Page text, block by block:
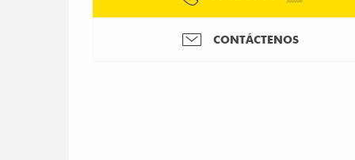
CONTÁCTENOS